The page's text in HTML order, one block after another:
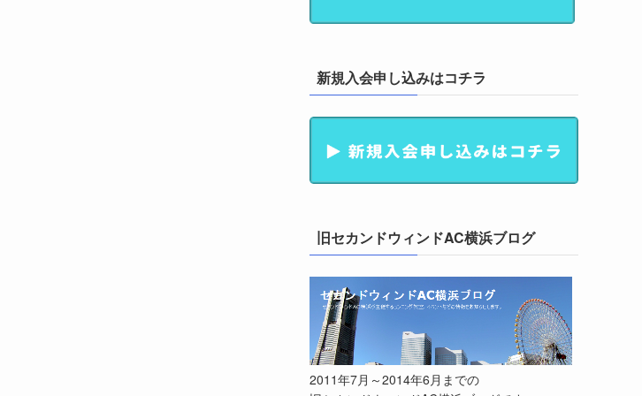
新規入会申し込みはコチラ
旧セカンドウィンドAC横浜ブログ
2011年7月～2014年6月までの